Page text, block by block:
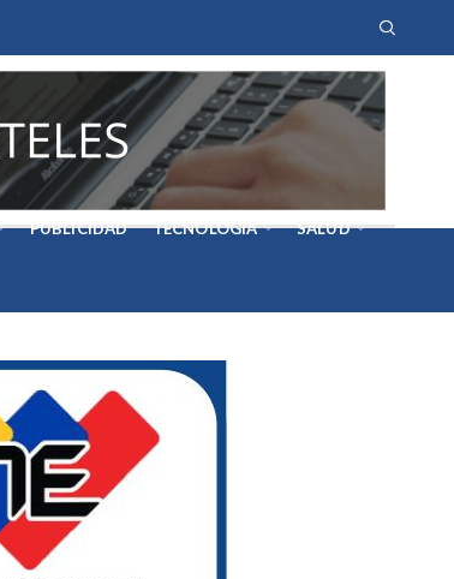
PUBLICIDAD TECNOLOGÍA SALUD